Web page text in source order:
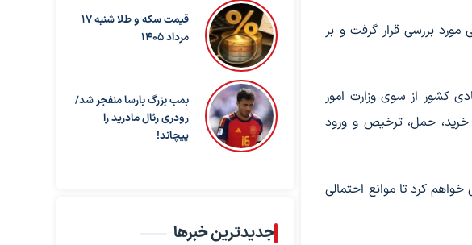
بررسی قرار گرفت و بر
کشور از سوی وزارت امور
خرید، حمل، ترخیص و ورود
کرد تا موانع احتمالی
قیمت سکه و طلا شنبه 17
مرداد 1405
بمب بزرگ بارسا منفجر شد/
رودری رئال مادرید را
پیچاند!
جدیدترین خبرها